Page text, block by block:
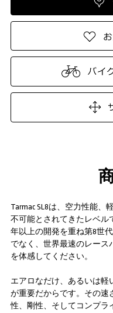
Tarmac SL8は、空力性能
不可能とされてきたレベル
年以上の開発を重ね第8世
でなく、世界最速のレース
を体感してください。
エアロなだけ、あるいは軽
が重要だからです。その速
性、剛性、そしてコンプラ